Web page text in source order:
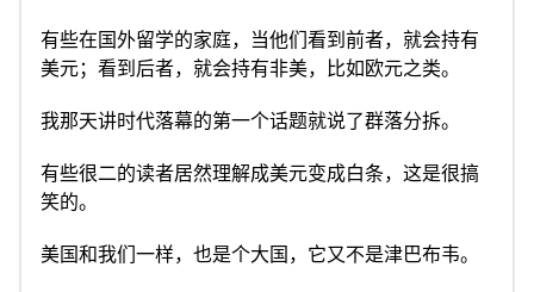
有些在国外留学的家庭，当他们看到前者，就会持有
美元；看到后者，就会持有非美，比如欧元之类。
我那天讲时代落幕的第一个话题就说了群落分拆。
有些很二的读者居然理解成美元变成白条，这是很搞
笑的。
美国和我们一样，也是个大国，它又不是津巴布韦。